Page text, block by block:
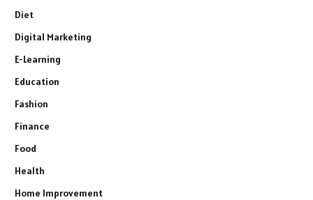
Diet
Digital Marketing
E-Learning
Education
Fashion
Finance
Food
Health
Home Improvement